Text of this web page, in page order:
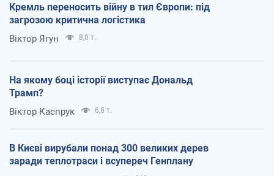
Кремль переносить війну в тил Європи: під
загрозою критична логістика
Віктор Ягун 8,0 т.
На якому боці історії виступає Дональд
Трамп?
Віктор Каспрук 6,8 т.
В Києві вирубали понад 300 великих дерев
заради теплотраси і всупереч Генплану